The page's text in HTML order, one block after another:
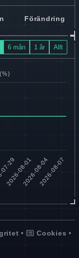
Förändring
6 mån 1 år Allt
• Cookies •